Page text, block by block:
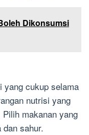
Dikonsumsi
yang cukup selama
nutrisi yang
makanan yang
sahur.